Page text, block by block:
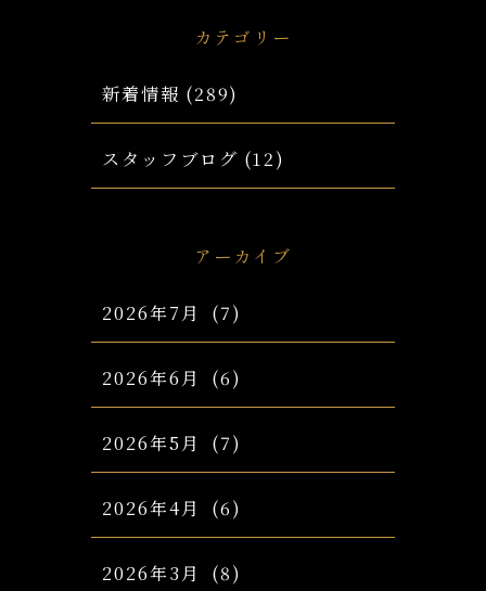
カテゴリー
新着情報 (289)
スタッフブログ (12)
アーカイブ
2026年7月 (7)
2026年6月 (6)
2026年5月 (7)
2026年4月 (6)
2026年3月 (8)